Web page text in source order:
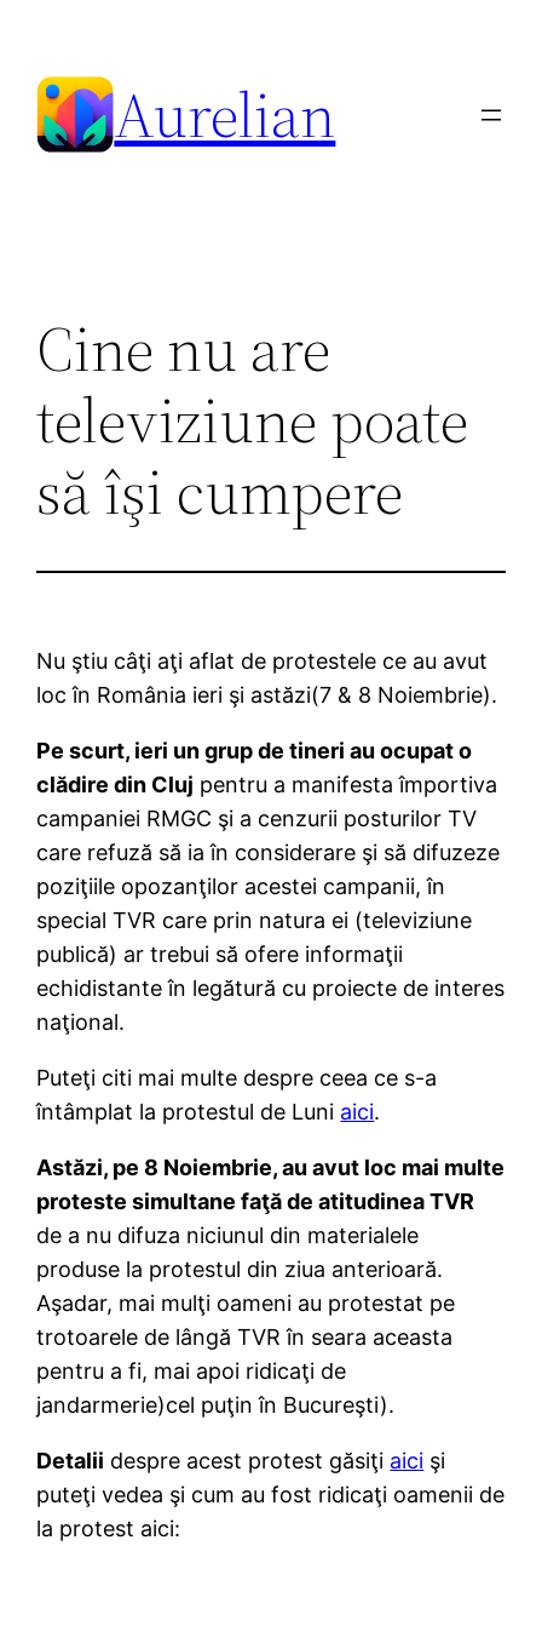
content
Aurelian
Cine nu are
televiziune poate
să îşi cumpere
Nu ştiu câţi aţi aflat de protestele ce au avut
loc în România ieri şi astăzi(7 & 8 Noiembrie).
Pe scurt, ieri un grup de tineri au ocupat o
clădire din Cluj pentru a manifesta împortiva
campaniei RMGC şi a cenzurii posturilor TV
care refuză să ia în considerare şi să difuzeze
poziţiile opozanţilor acestei campanii, în
special TVR care prin natura ei (televiziune
publică) ar trebui să ofere informaţii
echidistante în legătură cu proiecte de interes
naţional.
Puteţi citi mai multe despre ceea ce s-a
întâmplat la protestul de Luni aici.
Astăzi, pe 8 Noiembrie, au avut loc mai multe
proteste simultane faţă de atitudinea TVR
de a nu difuza niciunul din materialele
produse la protestul din ziua anterioară.
Aşadar, mai mulţi oameni au protestat pe
trotoarele de lângă TVR în seara aceasta
pentru a fi, mai apoi ridicaţi de
jandarmerie)cel puţin în Bucureşti).
Detalii despre acest protest găsiţi aici şi
puteţi vedea şi cum au fost ridicaţi oamenii de
la protest aici: